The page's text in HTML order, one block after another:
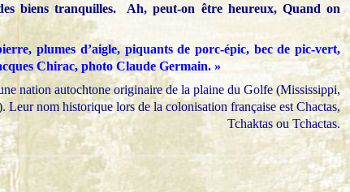
biens tranquilles. Ah, peut-on être heureux, Quand on
plumes d’aigle, piquants de porc-épic, bec de pic-vert,
Chirac, photo Claude Germain. »
nation autochtone originaire de la plaine du Golfe (Mississippi,
Leur nom historique lors de la colonisation française est Chactas,
Tchaktas ou Tchactas.